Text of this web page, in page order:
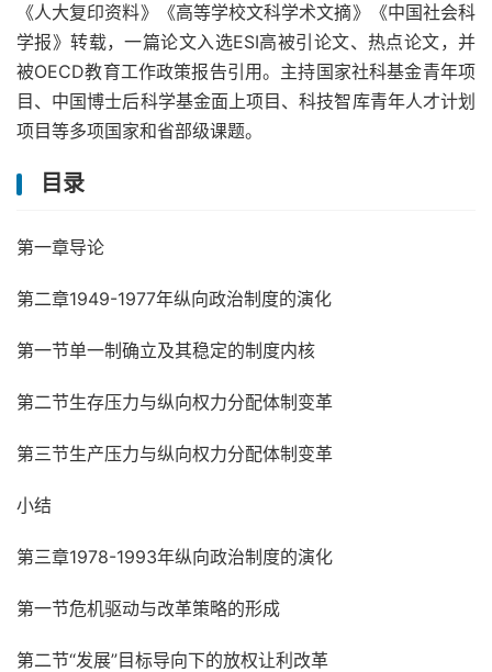
《人大复印资料》《高等学校文科学术文摘》《中国社会科
学报》转载，一篇论文入选ESI高被引论文、热点论文，并
被OECD教育工作政策报告引用。主持国家社科基金青年项
目、中国博士后科学基金面上项目、科技智库青年人才计划
项目等多项国家和省部级课题。
目录
第一章导论
第二章1949-1977年纵向政治制度的演化
第一节单一制确立及其稳定的制度内核
第二节生存压力与纵向权力分配体制变革
第三节生产压力与纵向权力分配体制变革
小结
第三章1978-1993年纵向政治制度的演化
第一节危机驱动与改革策略的形成
第二节“发展”目标导向下的放权让利改革